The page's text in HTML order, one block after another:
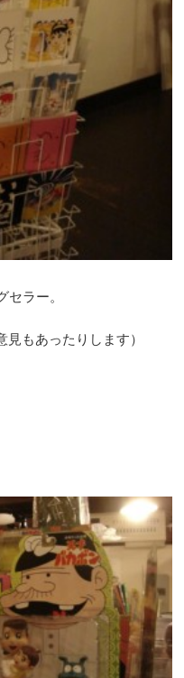
ラー。
見もあったりします）